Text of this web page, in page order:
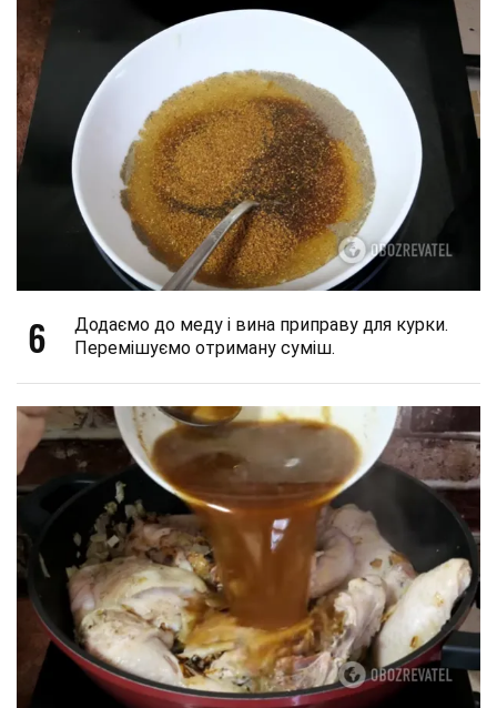
6
Додаємо до меду і вина приправу для курки.
Перемішуємо отриману суміш.